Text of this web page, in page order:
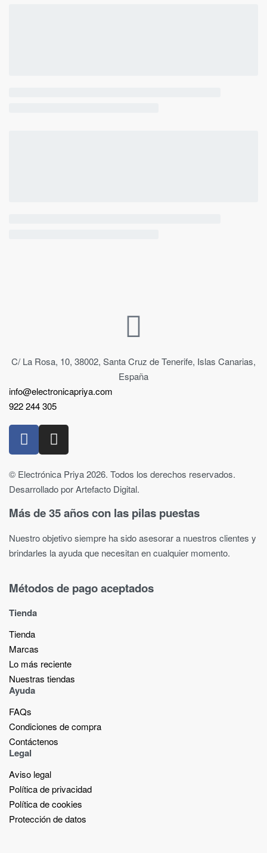
C/ La Rosa, 10, 38002, Santa Cruz de Tenerife, Islas Canarias,
España
info@electronicapriya.com
922 244 305
© Electrónica Priya 2026. Todos los derechos reservados.
Desarrollado por Artefacto Digital.
Más de 35 años con las pilas puestas
Nuestro objetivo siempre ha sido asesorar a nuestros clientes y
brindarles la ayuda que necesitan en cualquier momento.
Métodos de pago aceptados
Tienda
Tienda
Marcas
Lo más reciente​
Nuestras tiendas​
Ayuda
FAQs
Condiciones de compra
Contáctenos
Legal
Aviso legal
Política de privacidad
Política de cookies
Protección de datos